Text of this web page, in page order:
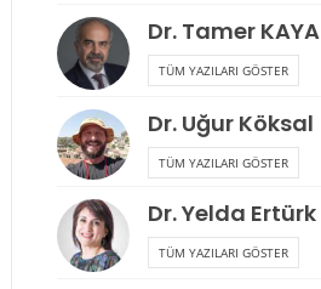
Dr. Tamer KAYA
TÜM YAZILARI GÖSTER
Dr. Uğur Köksal
TÜM YAZILARI GÖSTER
Dr. Yelda Ertürk
TÜM YAZILARI GÖSTER